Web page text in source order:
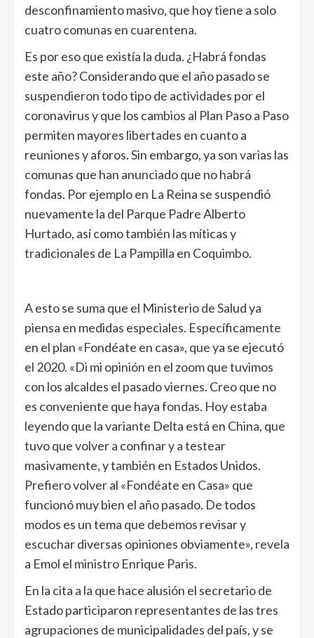
desconfinamiento masivo, que hoy tiene a solo
cuatro comunas en cuarentena.
Es por eso que existía la duda. ¿Habrá fondas
este año? Considerando que el año pasado se
suspendieron todo tipo de actividades por el
coronavirus y que los cambios al Plan Paso a Paso
permiten mayores libertades en cuanto a
reuniones y aforos. Sin embargo, ya son varias las
comunas que han anunciado que no habrá
fondas. Por ejemplo en La Reina se suspendió
nuevamente la del Parque Padre Alberto
Hurtado, así como también las míticas y
tradicionales de La Pampilla en Coquimbo.
A esto se suma que el Ministerio de Salud ya
piensa en medidas especiales. Específicamente
en el plan «Fondéate en casa», que ya se ejecutó
el 2020. «Di mi opinión en el zoom que tuvimos
con los alcaldes el pasado viernes. Creo que no
es conveniente que haya fondas. Hoy estaba
leyendo que la variante Delta está en China, que
tuvo que volver a confinar y a testear
masivamente, y también en Estados Unidos.
Prefiero volver al «Fondéate en Casa» que
funcionó muy bien el año pasado. De todos
modos es un tema que debemos revisar y
escuchar diversas opiniones obviamente», revela
a Emol el ministro Enrique Paris.
En la cita a la que hace alusión el secretario de
Estado participaron representantes de las tres
agrupaciones de municipalidades del país, y se